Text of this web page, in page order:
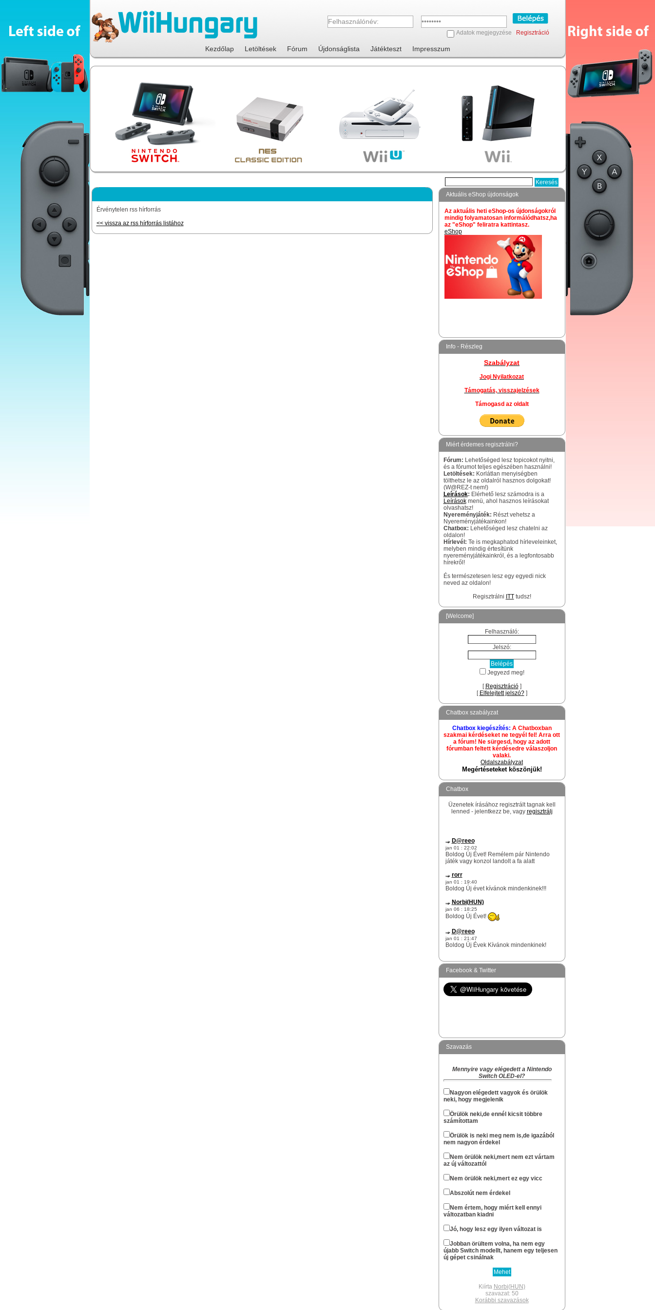
Adatok megjegyzése Regisztráció
Kezdőlap Letöltések Fórum Újdonságlista Játékteszt Impresszum
Érvénytelen rss hírforrás
<< vissza az rss hírforrás listához
Aktuális eShop újdonságok
Az aktuális heti eShop-os újdonságokról
mindig folyamatosan informálódhatsz,ha
az "eShop" feliratra kattintasz.
eShop
Info - Részleg
Szabályzat
Jogi Nyilatkozat
Támogatás, visszajelzések
Támogasd az oldalt
Miért érdemes regisztrálni?
Fórum: Lehetőséged lesz topicokot nyitni,
és a fórumot teljes egészében használni!
Letöltések: Korlátlan menyiségben
tölthetsz le az oldalról hasznos dolgokat!
(W@REZ-t nem!)
Leírások: Elérhető lesz számodra is a
Leírásokmenü, ahol hasznos leírásokat
olvashatsz!
Nyereményjáték: Részt vehetsz a
Nyereményjátékainkon!
Chatbox: Lehetőséged lesz chatelni az
oldalon!
Hírlevél: Te is megkaphatod hírleveleinket,
melyben mindig értesítünk
nyereményjátékainkról, és a legfontosabb
hírekről!
És természetesen lesz egy egyedi nick
neved az oldalon!
Regisztrálni ITTtudsz!
[Welcome]
Felhasználó:
Jelszó:
Jegyezd meg!
[ Regisztráció]
[ Elfelejtett jelszó?]
Chatbox szabályzat
Chatbox kiegészítés: A Chatboxban
szakmai kérdéseket ne tegyél fel! Arra ott
a fórum! Ne sürgesd, hogy az adott
fórumban feltett kérdésedre válaszoljon
valaki.
Oldalszabályzat
Megértéseteket köszönjük!
Chatbox
Üzenetek írásához regisztrált tagnak kell
lenned - jelentkezz be, vagy regisztrálj
D@reeo
jan 01 : 22:02
Boldog Új Évet! Remélem pár Nintendo
játék vagy konzol landolt a fa alatt
rorr
jan 01 : 19:40
Boldog Új évet kívánok mindenkinek!!!
Norbi(HUN)
jan 06 : 18:25
Boldog Új Évet!
D@reeo
jan 01 : 21:47
Boldog Új Évek Kívánok mindenkinek!
rorr te egy igazi WiiHungary-s túlélő vagy
Na skacok, van még olyan "rejtett" Survivor
dec 09 : 17:29
Hi!
van kedved hangolódni az ünnepekre, az
megírhatja a készülődés és a Karácsony
várás hangulatát, hogy kinek hogyan zajlik
...ha csak nem halt ki véglegesen az oldal.
Norbi(HUN)
okt 13 : 22:57
stewe81
Sziasztok! Él még azért az oldal?
febr 11 : 14:49
Nem gondoltam volna resolve , hogy te
még fellátogatsz az oldalra.
Xbox -os léted révén gondoltam hogy lesz
egy Series géped.
Én lassan két hete várom hogy
megjelenéskor már egyszer
berendeltem,de meguntam hogy fél év
után sem volt kapható, inkább
elruházkodtam az árát.
Switch megvan az mellé pedig hogy
tánogassam a Japánokat csak egy PS5
jöhet szóba.Nagyon sok rá a jó játék.Az új
kontroller pedig olyan élmény ami csak
PS-en van.A PSVR2 is most jön az pedig
megint egy brutál kütyü.Volt egyes VR-om,
szerettem nagyon.
Facebook & Twitter
Szavazás
Mennyire vagy elégedett a Nintendo
Switch OLED-el?
Nagyon elégedett vagyok és örülök
neki, hogy megjelenik
Örülök neki,de ennél kicsit többre
számítottam
Örülök is neki meg nem is,de igazából
nem nagyon érdekel
Nem örülök neki,mert nem ezt vártam
az új változattól
Nem örülök neki,mert ez egy vicc
Abszolút nem érdekel
Nem értem, hogy miért kell ennyi
változatban kiadni
Jó, hogy lesz egy ilyen változat is
Jobban örültem volna, ha nem egy
újabb Switch modellt, hanem egy teljesen
új gépet csinálnak
Kiírta Norbi(HUN)
szavazat: 50
Korábbi szavazások